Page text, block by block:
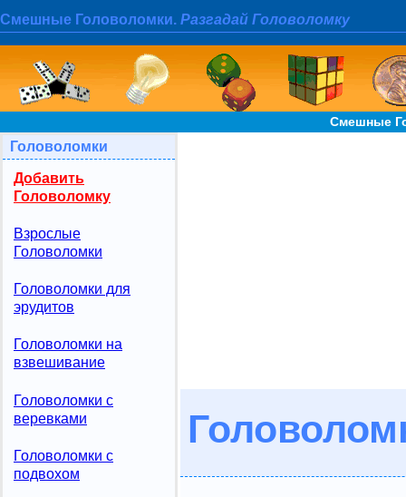
Смешные Головоломки. Разгадай Головоломку
Смешные
Головоломки
Добавить
Головоломку
Взрослые
Головоломки
Головоломки для
эрудитов
Головоломки на
взвешивание
Головоломки с
веревками
Головоломки с
подвохом